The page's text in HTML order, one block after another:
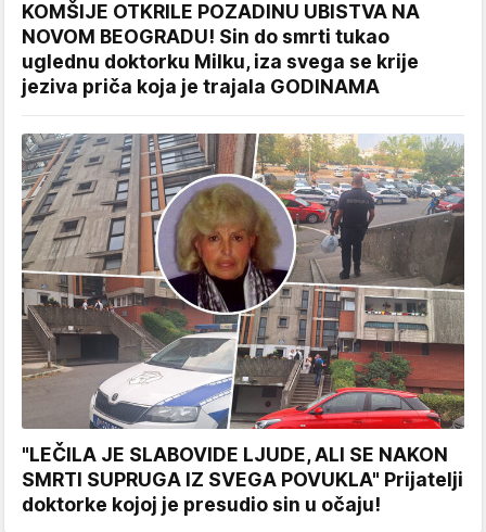
KOMŠIJE OTKRILE POZADINU UBISTVA NA
NOVOM BEOGRADU! Sin do smrti tukao
uglednu doktorku Milku, iza svega se krije
jeziva priča koja je trajala GODINAMA
"LEČILA JE SLABOVIDE LJUDE, ALI SE NAKON
SMRTI SUPRUGA IZ SVEGA POVUKLA" Prijatelji
doktorke kojoj je presudio sin u očaju!